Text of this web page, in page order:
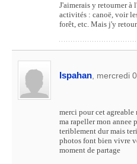
J'aimerais y retourner à
activités : canoë, voir
forêt, etc. Mais j'y
Ispahan , mercredi
merci pour cet agreable
ma rapeller mon annee
teriblement dur mais
photos font bien vivre
moment de partage